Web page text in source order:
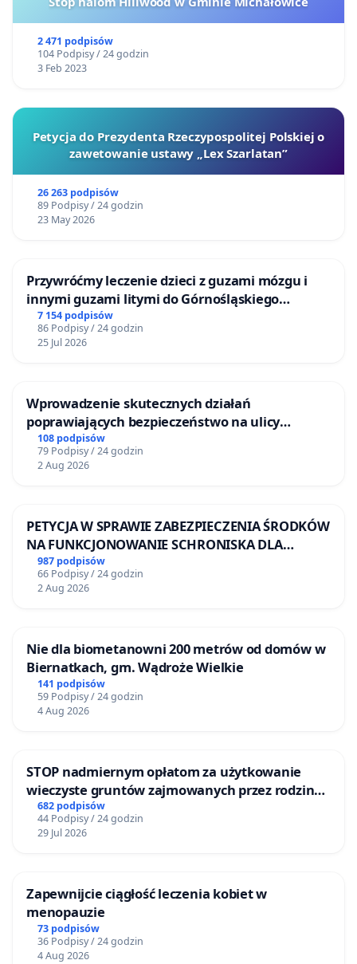
2 471 podpisów
104 Podpisy / 24 godzin
3 Feb 2023
Petycja do Prezydenta Rzeczypospolitej Polskiej o
zawetowanie ustawy „Lex Szarlatan”
26 263 podpisów
89 Podpisy / 24 godzin
23 May 2026
Przywróćmy leczenie dzieci z guzami mózgu i
innymi guzami litymi do Górnośląskiego
Centrum Zdrowia Dziecka w Katowicach
7 154 podpisów
86 Podpisy / 24 godzin
25 Jul 2026
Wprowadzenie skutecznych działań
poprawiających bezpieczeństwo na ulicy
Żeromskiego w Otwocku
108 podpisów
79 Podpisy / 24 godzin
2 Aug 2026
PETYCJA W SPRAWIE ZABEZPIECZENIA ŚRODKÓW
NA FUNKCJONOWANIE SCHRONISKA DLA
BEZDOMNYCH ZWIERZĄT W SKARYSZEWIE
987 podpisów
66 Podpisy / 24 godzin
2 Aug 2026
Nie dla biometanowni 200 metrów od domów w
Biernatkach, gm. Wądroże Wielkie
141 podpisów
59 Podpisy / 24 godzin
4 Aug 2026
STOP nadmiernym opłatom za użytkowanie
wieczyste gruntów zajmowanych przez rodzinne
ogrody działkowe.
682 podpisów
44 Podpisy / 24 godzin
29 Jul 2026
Zapewnijcie ciągłość leczenia kobiet w
menopauzie
73 podpisów
36 Podpisy / 24 godzin
4 Aug 2026